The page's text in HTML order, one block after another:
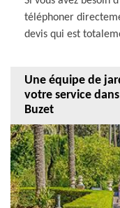
téléphoner
devis qui est
Une équipe de
votre service
Buzet